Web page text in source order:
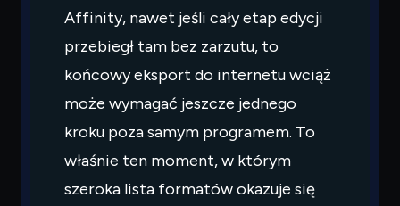
Affinity, nawet jeśli cały etap edycji
przebiegł tam bez zarzutu, to
końcowy eksport do internetu wciąż
może wymagać jeszcze jednego
kroku poza samym programem. To
właśnie ten moment, w którym
szeroka lista formatów okazuje się